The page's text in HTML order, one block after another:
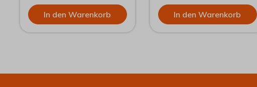
Dann geschieht das
Unfassbare. Sie hebt
In den Warenkorb
und ohne viel
Verpackungsmüll, in einer
In den Warenkorb